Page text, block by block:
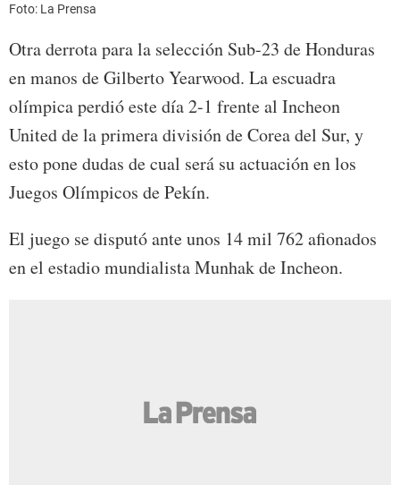
Foto: La Prensa
Otra derrota para la selección Sub-23 de Honduras
en manos de Gilberto Yearwood. La escuadra
olímpica perdió este día 2-1 frente al Incheon
United de la primera división de Corea del Sur, y
esto pone dudas de cual será su actuación en los
Juegos Olímpicos de Pekín.
El juego se disputó ante unos 14 mil 762 afionados
en el estadio mundialista Munhak de Incheon.